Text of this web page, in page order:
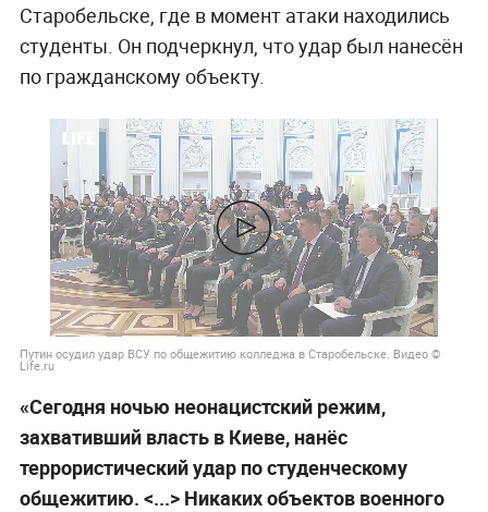
Старобельске, где в момент атаки находились
студенты. Он подчеркнул, что удар был нанесён
по гражданскому объекту.
Путин осудил удар ВСУ по общежитию колледжа в Старобельске. Видео ©
Life.ru
«Сегодня ночью неонацистский режим,
захвативший власть в Киеве, нанёс
террористический удар по студенческому
общежитию. <...> Никаких объектов военного